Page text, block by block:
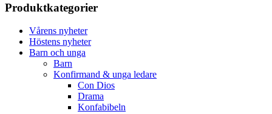
Produktkategorier
Vårens nyheter
Höstens nyheter
Barn och unga
Barn
Konfirmand & unga ledare
Con Dios
Drama
Konfabibeln